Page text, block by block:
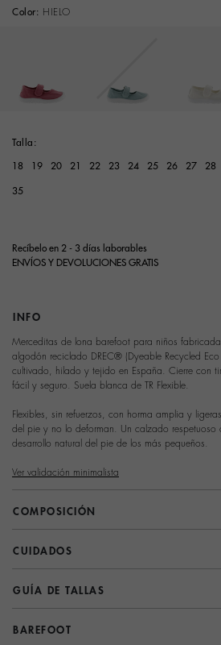
Color: HIELO
Talla:
18 19 20 21 22 23 24 25 26 27 28
35
Recíbelo en 2 - 3 días laborables
ENVÍOS Y DEVOLUCIONES GRATIS
INFO
Merceditas de lona barefoot para niños
algodón reciclado DREC® (Dyeable Recycled
cultivado, hilado y tejido en España. Cierre con
fácil y seguro. Suela blanca de TR Flexible.
Flexibles, sin refuerzos, con horma amplia y
del pie y no lo deforman. Un calzado respetuoso
desarrollo natural del pie de los más pequeños.
Ver validación minimalista
COMPOSICIÓN
CUIDADOS
GUÍA DE TALLAS
BAREFOOT